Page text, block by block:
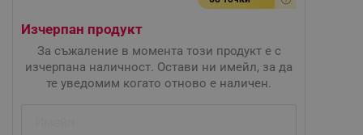
Изчерпан продукт
За съжаление в момента този продукт е с
изчерпана наличност. Остави ни имейл, за да
те уведомим когато отново е наличен.